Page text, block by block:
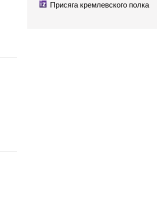
Присяга кремлевского полка